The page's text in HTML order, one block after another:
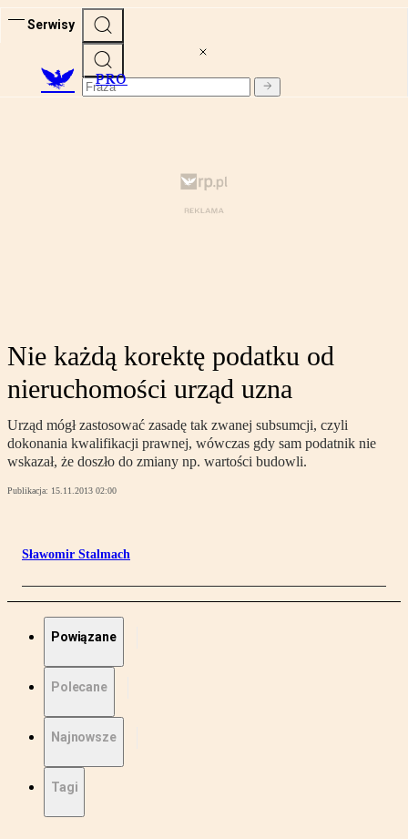
Serwisy
PRO
Nie każdą korektę podatku od
nieruchomości urząd uzna
Urząd mógł zastosować zasadę tak zwanej subsumcji, czyli
dokonania kwalifikacji prawnej, wówczas gdy sam podatnik nie
wskazał, że doszło do zmiany np. wartości budowli.
Publikacja: 15.11.2013 02:00
Sławomir Stalmach
Powiązane
Polecane
Najnowsze
Tagi